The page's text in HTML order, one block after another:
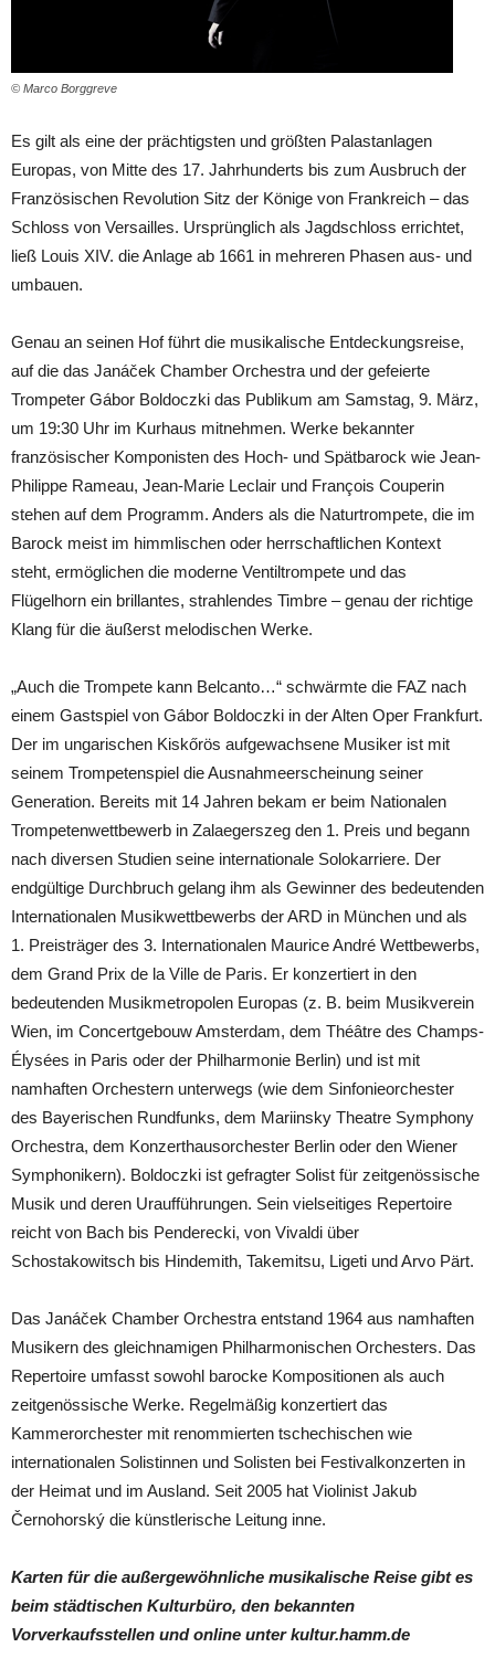
© Marco Borggreve
Es gilt als eine der prächtigsten und größten Palastanlagen
Europas, von Mitte des 17. Jahrhunderts bis zum Ausbruch der
Französischen Revolution Sitz der Könige von Frankreich – das
Schloss von Versailles. Ursprünglich als Jagdschloss errichtet,
ließ Louis XIV. die Anlage ab 1661 in mehreren Phasen aus- und
umbauen.
Genau an seinen Hof führt die musikalische Entdeckungsreise,
auf die das Janáček Chamber Orchestra und der gefeierte
Trompeter Gábor Boldoczki das Publikum am Samstag, 9. März,
um 19:30 Uhr im Kurhaus mitnehmen. Werke bekannter
französischer Komponisten des Hoch- und Spätbarock wie Jean-
Philippe Rameau, Jean-Marie Leclair und François Couperin
stehen auf dem Programm. Anders als die Naturtrompete, die im
Barock meist im himmlischen oder herrschaftlichen Kontext
steht, ermöglichen die moderne Ventiltrompete und das
Flügelhorn ein brillantes, strahlendes Timbre – genau der richtige
Klang für die äußerst melodischen Werke.
„Auch die Trompete kann Belcanto…“ schwärmte die FAZ nach
einem Gastspiel von Gábor Boldoczki in der Alten Oper Frankfurt.
Der im ungarischen Kiskőrös aufgewachsene Musiker ist mit
seinem Trompetenspiel die Ausnahmeerscheinung seiner
Generation. Bereits mit 14 Jahren bekam er beim Nationalen
Trompetenwettbewerb in Zalaegerszeg den 1. Preis und begann
nach diversen Studien seine internationale Solokarriere. Der
endgültige Durchbruch gelang ihm als Gewinner des bedeutenden
Internationalen Musikwettbewerbs der ARD in München und als
1. Preisträger des 3. Internationalen Maurice André Wettbewerbs,
dem Grand Prix de la Ville de Paris. Er konzertiert in den
bedeutenden Musikmetropolen Europas (z. B. beim Musikverein
Wien, im Concertgebouw Amsterdam, dem Théâtre des Champs-
Élysées in Paris oder der Philharmonie Berlin) und ist mit
namhaften Orchestern unterwegs (wie dem Sinfonieorchester
des Bayerischen Rundfunks, dem Mariinsky Theatre Symphony
Orchestra, dem Konzerthausorchester Berlin oder den Wiener
Symphonikern). Boldoczki ist gefragter Solist für zeitgenössische
Musik und deren Uraufführungen. Sein vielseitiges Repertoire
reicht von Bach bis Penderecki, von Vivaldi über
Schostakowitsch bis Hindemith, Takemitsu, Ligeti und Arvo Pärt.
Das Janáček Chamber Orchestra entstand 1964 aus namhaften
Musikern des gleichnamigen Philharmonischen Orchesters. Das
Repertoire umfasst sowohl barocke Kompositionen als auch
zeitgenössische Werke. Regelmäßig konzertiert das
Kammerorchester mit renommierten tschechischen wie
internationalen Solistinnen und Solisten bei Festivalkonzerten in
der Heimat und im Ausland. Seit 2005 hat Violinist Jakub
Černohorský die künstlerische Leitung inne.
Karten für die außergewöhnliche musikalische Reise gibt es
beim städtischen Kulturbüro, den bekannten
Vorverkaufsstellen und online unter kultur.hamm.de